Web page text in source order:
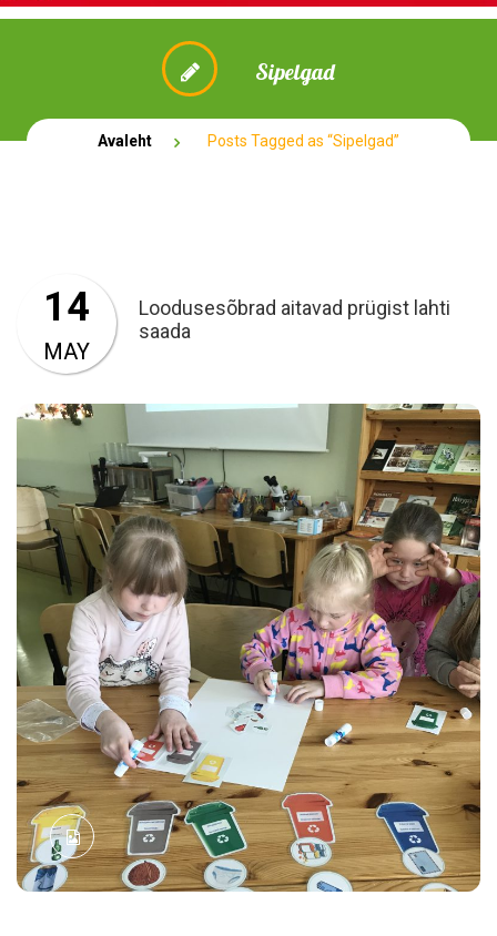
Sipelgad
Avaleht Posts Tagged as “Sipelgad”
Loodusesõbrad aitavad prügist lahti
saada
14
MAY